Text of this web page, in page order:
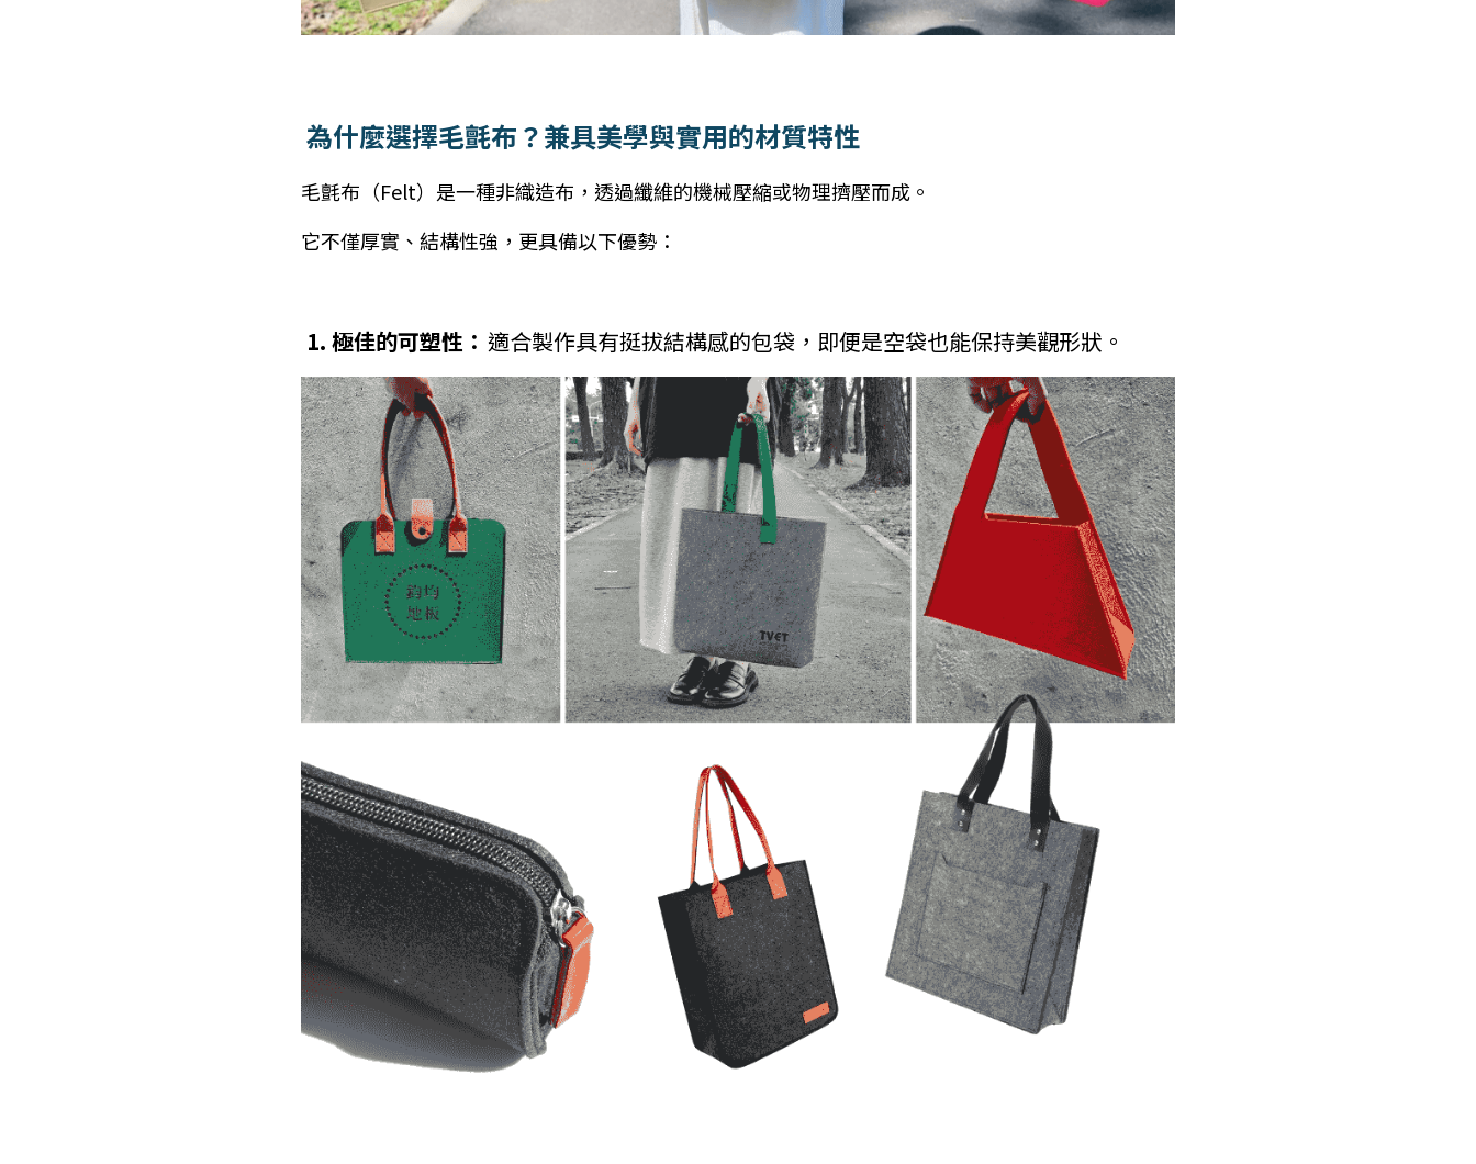
為什麼選擇毛氈布？兼具美學與實用的材質特性
毛氈布（Felt）是一種非織造布，透過纖維的機械壓縮或物理擠壓而成。
它不僅厚實、結構性強，更具備以下優勢：
1. 極佳的可塑性： 適合製作具有挺拔結構感的包袋，即便是空袋也能保持美觀形狀。